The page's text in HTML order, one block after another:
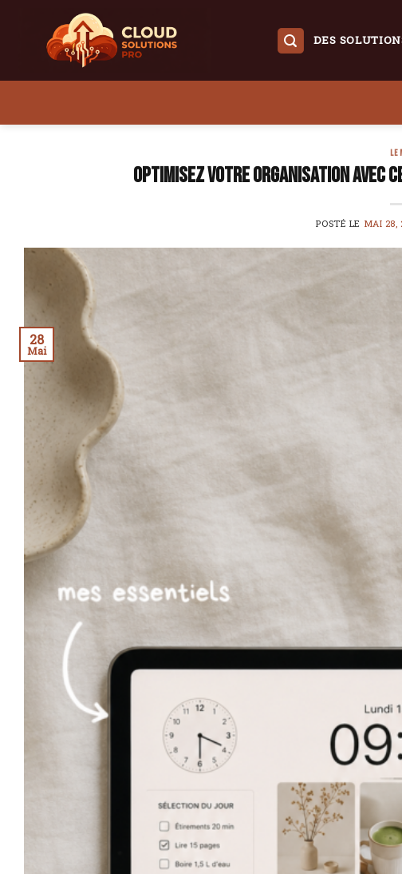
content
DES
LE
Optimisez votre organisation avec
POSTÉ LE MAI 28,
28
Mai